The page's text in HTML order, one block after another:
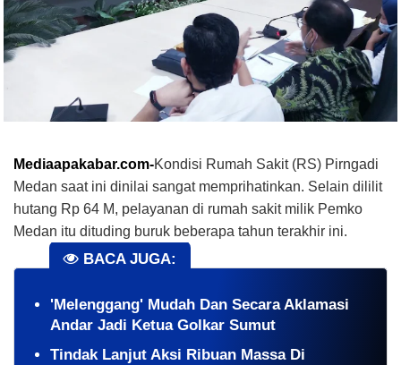
Mediaapakabar.com-Kondisi Rumah Sakit (RS) Pirngadi
Medan saat ini dinilai sangat memprihatinkan. Selain dililit
hutang Rp 64 M, pelayanan di rumah sakit milik Pemko
Medan itu dituding buruk beberapa tahun terakhir ini.
BACA JUGA:
'Melenggang' Mudah Dan Secara Aklamasi
Andar Jadi Ketua Golkar Sumut
Tindak Lanjut Aksi Ribuan Massa Di